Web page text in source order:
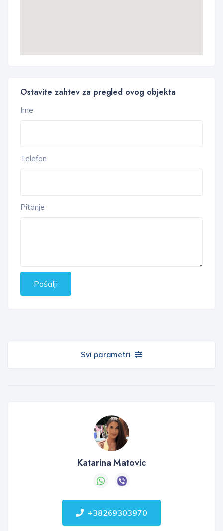
Ostavite zahtev za pregled ovog objekta
Ime
Telefon
Pitanje
Pošalji
Svi parametri
Katarina Matovic
+38269303970